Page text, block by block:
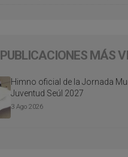
PUBLICACIONES MÁS
Himno oficial de la Jornada
Juventud Seúl 2027
3 Ago 2026